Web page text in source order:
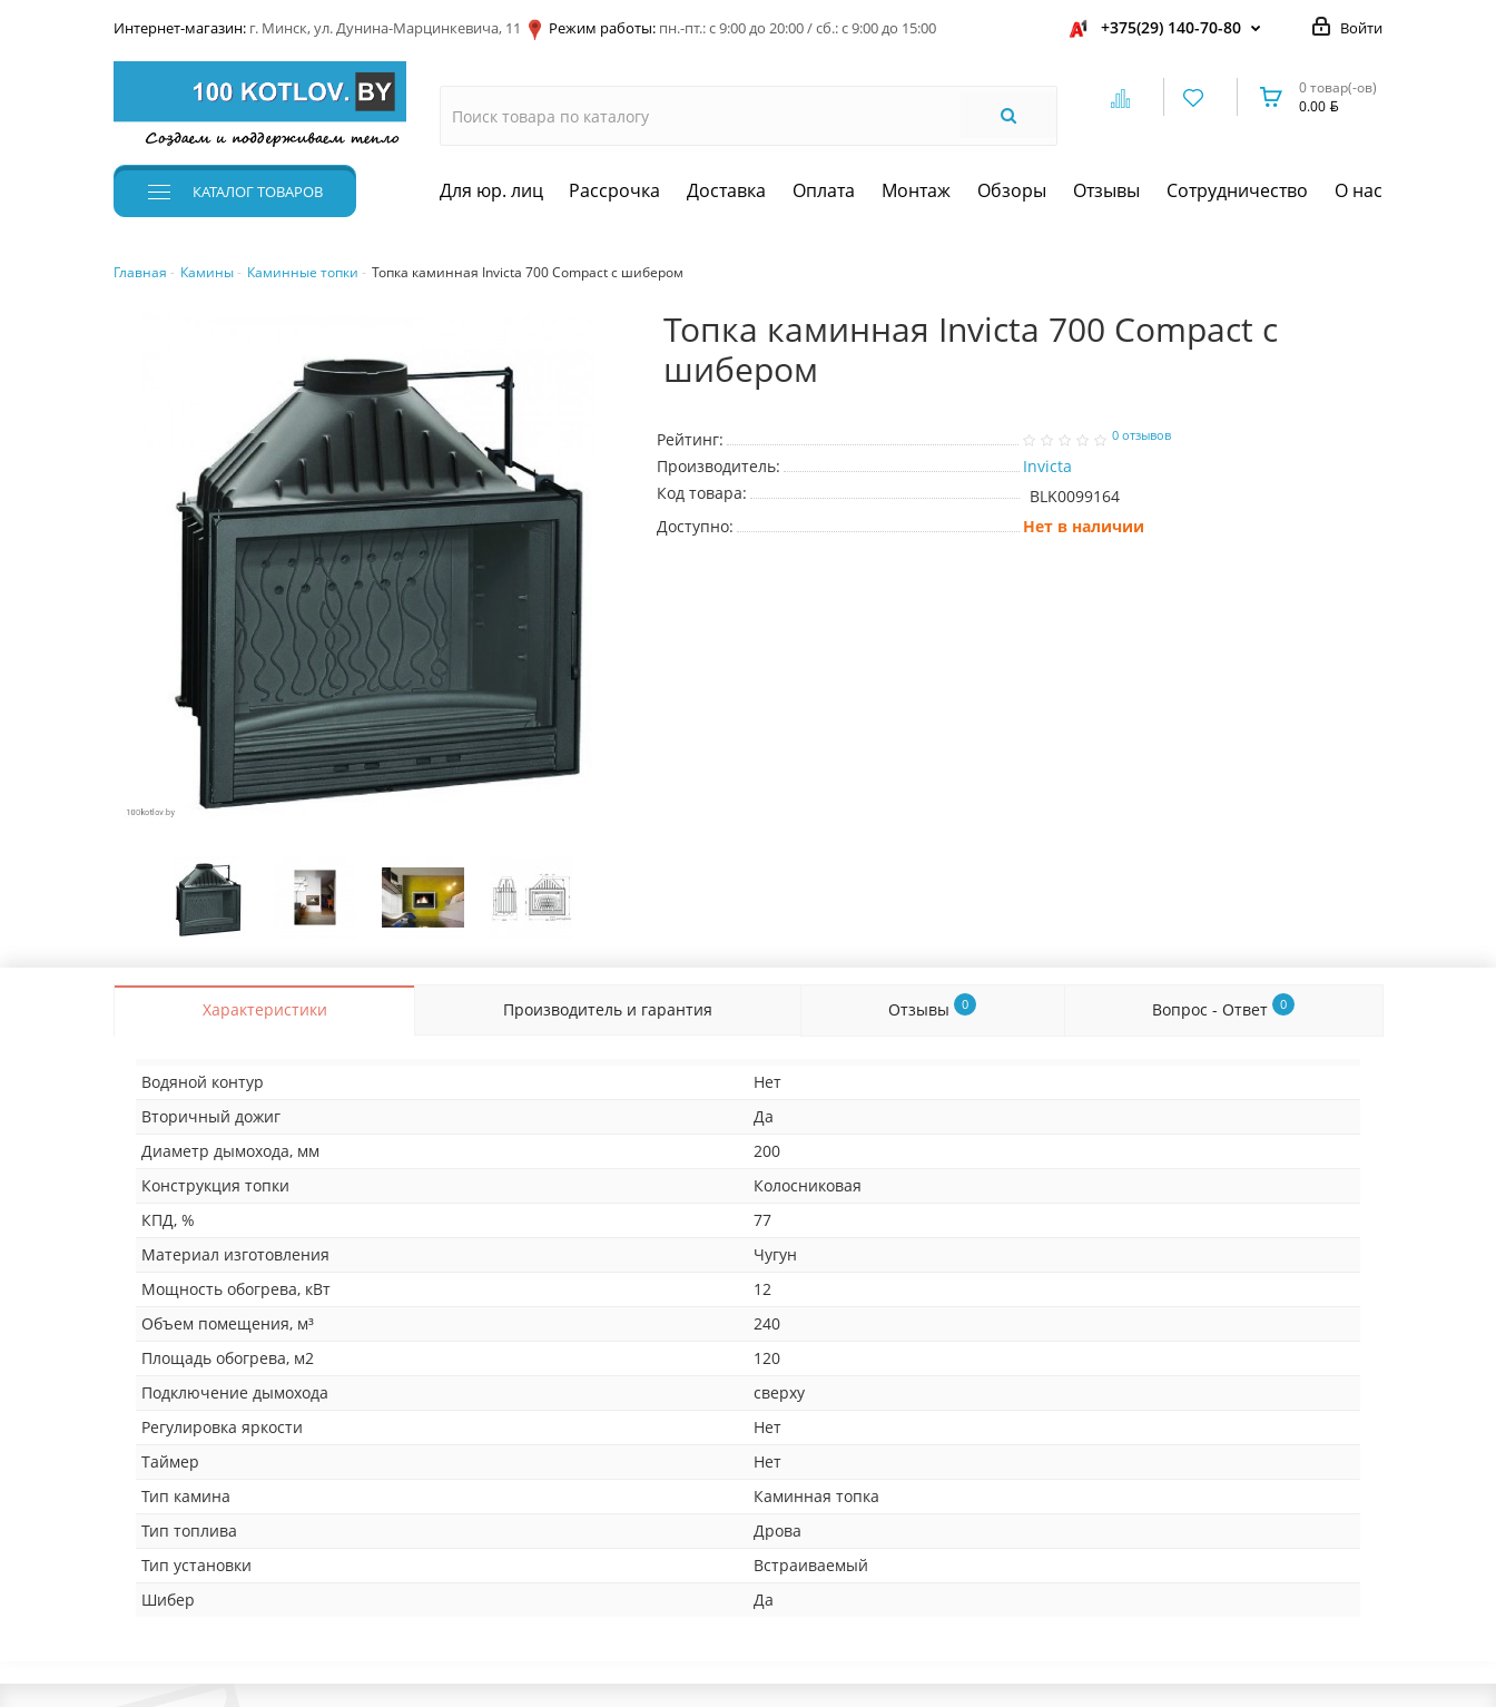
Интернет-магазин: г. Минск, ул. Дунина-Марцинкевича, 11 Режим работы: пн.-пт.: с 9:00 до 20:00 / сб.: с 9:00 до 15:00 Войти
+375(29) 140-70-80
0 товар(-ов)
0.00
КАТАЛОГТОВАРОВ Для юр. лиц Рассрочка Доставка Оплата Монтаж Обзоры Отзывы Сотрудничество О нас
Главная Камины Каминные топки Топка каминная Invicta 700 Compact с шибером
Топка каминная Invicta 700 Compact с
шибером
Рейтинг: 0 отзывов
Производитель:
Invicta
Код товара:
BLK0099164
Доступно:
Нет в наличии
Характеристики Производитель и гарантия Отзывы 0 Вопрос - Ответ 0
Водяной контур
Нет
Вторичный дожиг
Да
Диаметр дымохода, мм
200
Конструкция топки
Колосниковая
КПД, %
77
Материал изготовления
Чугун
Мощность обогрева, кВт
12
Объем помещения, м³
240
Площадь обогрева, м2
120
Подключение дымохода
сверху
Регулировка яркости
Нет
Таймер
Нет
Тип камина
Каминная топка
Тип топлива
Дрова
Тип установки
Встраиваемый
Шибер
Да